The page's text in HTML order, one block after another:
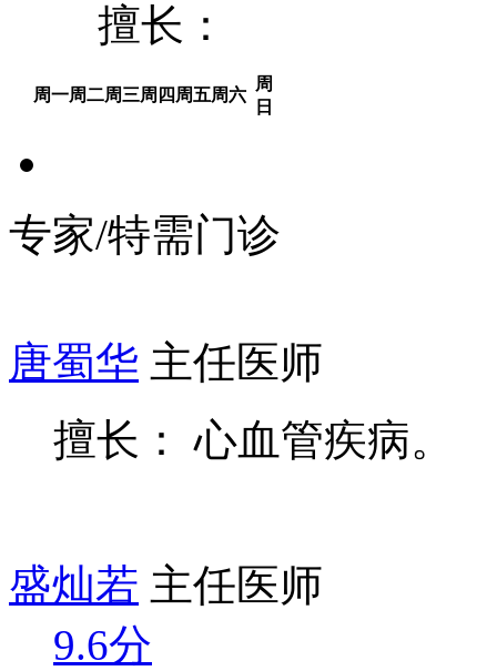
擅长：
周一周二周三周四 周五周六
周
日
专家/特需门诊
唐蜀华 主任医师
擅长： 心血管疾病。
盛灿若 主任医师
9.6分